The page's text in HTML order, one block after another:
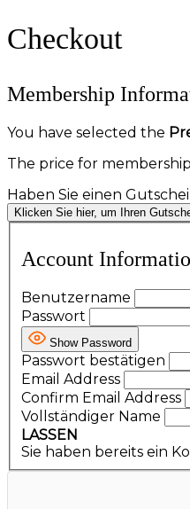
Checkout
Membership
You have selected the
The price for
Haben Sie einen
Klicken Sie hier, um Ihren
Account
Benutzername
Passwort
Show Password
Passwort bestätigen
Email Address
Confirm Email Address
Vollständiger Name
LASSEN
Sie haben bereits ein